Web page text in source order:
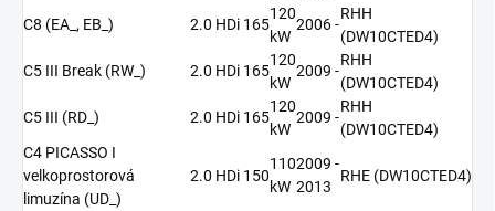
C8 (EA_, EB_) 2.0 HDi 165
120
kW
2006 -
RHH
(DW10CTED4)
C5 III Break (RW_)
2.0 HDi 165
120
kW
2009 -
RHH
(DW10CTED4)
C5 III (RD_)
2.0 HDi 165
120
kW
2009 -
RHH
(DW10CTED4)
C4 PICASSO I
velkoprostorová
limuzína (UD_)
2.0 HDi 150
110
kW
2009 -
2013
RHE (DW10CTED4)